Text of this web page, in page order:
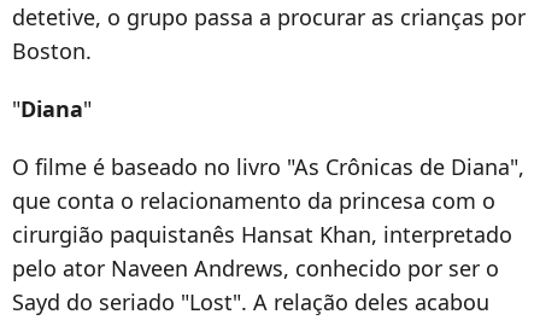
detetive, o grupo passa a procurar as crianças por
Boston.
"Diana"
O filme é baseado no livro "As Crônicas de Diana",
que conta o relacionamento da princesa com o
cirurgião paquistanês Hansat Khan, interpretado
pelo ator Naveen Andrews, conhecido por ser o
Sayd do seriado "Lost". A relação deles acabou